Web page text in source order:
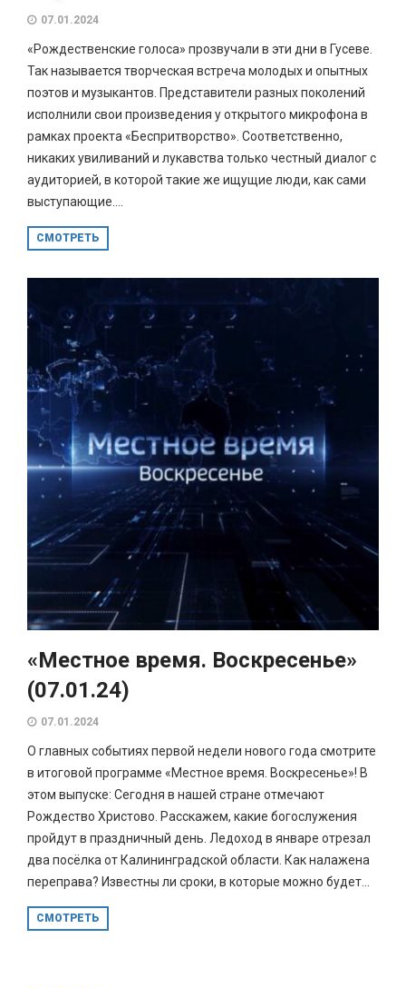
07.01.2024
«Рождественские голоса» прозвучали в эти дни в Гусеве.
Так называется творческая встреча молодых и опытных
поэтов и музыкантов. Представители разных поколений
исполнили свои произведения у открытого микрофона в
рамках проекта «Беспритворство». Соответственно,
никаких увиливаний и лукавства только честный диалог с
аудиторией, в которой такие же ищущие люди, как сами
выступающие....
СМОТРЕТЬ
«Местное время. Воскресенье»
(07.01.24)
07.01.2024
О главных событиях первой недели нового года смотрите
в итоговой программе «Местное время. Воскресенье»! В
этом выпуске: Сегодня в нашей стране отмечают
Рождество Христово. Расскажем, какие богослужения
пройдут в праздничный день. Ледоход в январе отрезал
два посёлка от Калининградской области. Как налажена
переправа? Известны ли сроки, в которые можно будет...
СМОТРЕТЬ